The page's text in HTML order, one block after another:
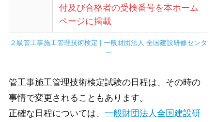
付及び合格者の受検番号を本ホーム
ページに掲載
２級管工事施工管理技術検定 | 一般財団法人 全国建設研修センタ
ー
管工事施工管理技術検定試験の日程は、その時の
事情で変更されることもあります。
正確な日程については、 一般財団法人全国建設研